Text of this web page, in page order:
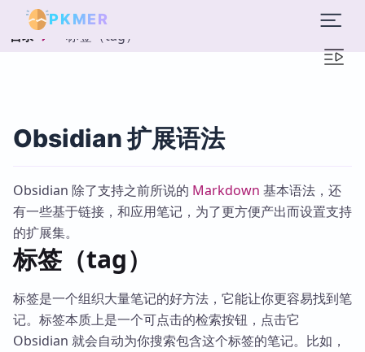
PKMER
目录 标签（tag）
Obsidian 扩展语法
Obsidian 除了支持之前所说的 Markdown 基本语法，还
有一些基于链接，和应用笔记，为了更方便产出而设置支持
的扩展集。
标签（tag）
标签是一个组织大量笔记的好方法，它能让你更容易找到笔
记。标签本质上是一个可点击的检索按钮，点击它
Obsidian 就会自动为你搜索包含这个标签的笔记。比如，